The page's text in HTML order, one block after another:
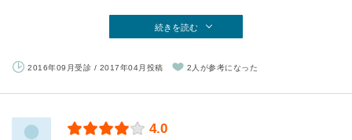
続きを読む
2016年09月受診 / 2017年04月投稿 2人が参考になった
4.0